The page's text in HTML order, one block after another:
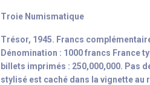
Troie Numismatique
Trésor, 1945. Francs
Dénomination : 1000 francs France
billets imprimés : 250,000,000. Pas
stylisé est caché dans la vignette